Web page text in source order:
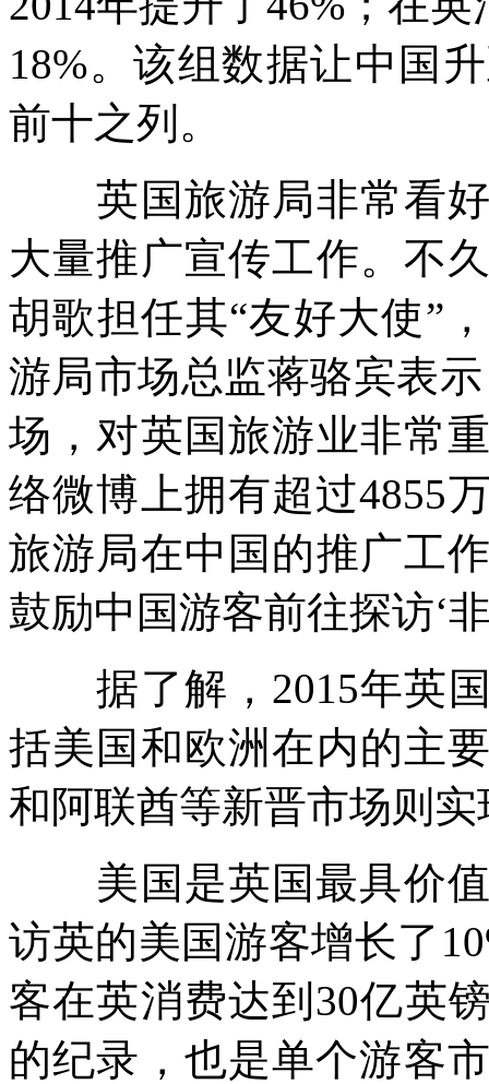
18%。该组数据让中国
前十之列。
英国旅游局非常看好
大量推广宣传工作。不
胡歌担任其“友好大使”
游局市场总监蒋骆宾表
场，对英国旅游业非常
络微博上拥有超过4855
旅游局在中国的推广工
鼓励中国游客前往探访‘
据了解，2015年英国
括美国和欧洲在内的主
和阿联酋等新晋市场则
美国是英国最具价值
访英的美国游客增长了
客在英消费达到30亿英
的纪录，也是单个游客